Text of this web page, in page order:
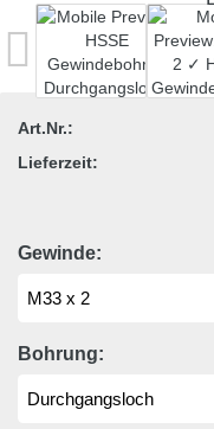
Art.Nr.:
Lieferzeit:
Gewinde:
Bohrung: